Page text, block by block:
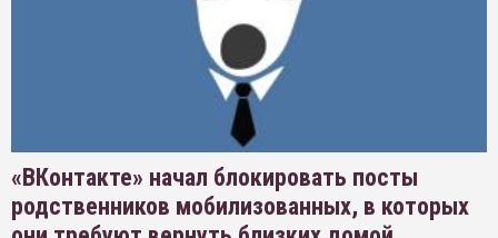
«ВКонтакте» начал блокировать посты
родственников мобилизованных, в которых